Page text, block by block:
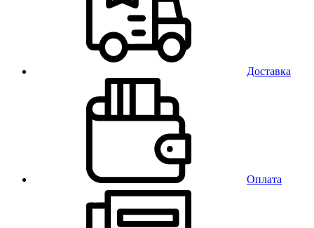
Доставка
Оплата